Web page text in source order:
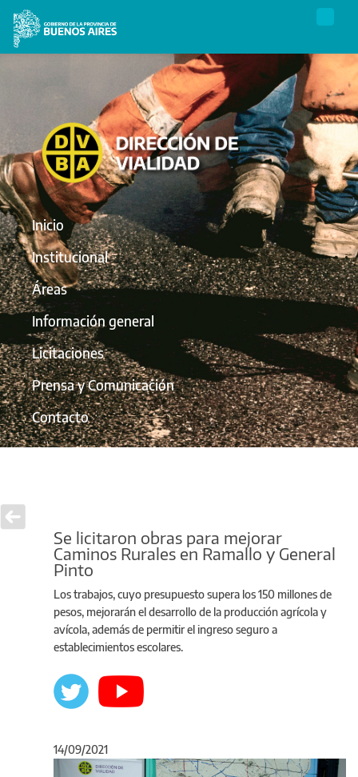
Inicio
Institucional
Áreas
Información general
Licitaciones
Prensa y Comunicación
Contacto
Se licitaron obras para mejorar
Caminos Rurales en Ramallo y General
Pinto
Los trabajos, cuyo presupuesto supera los 150 millones de
pesos, mejorarán el desarrollo de la producción agrícola y
avícola, además de permitir el ingreso seguro a
establecimientos escolares.
14/09/2021
Anterior